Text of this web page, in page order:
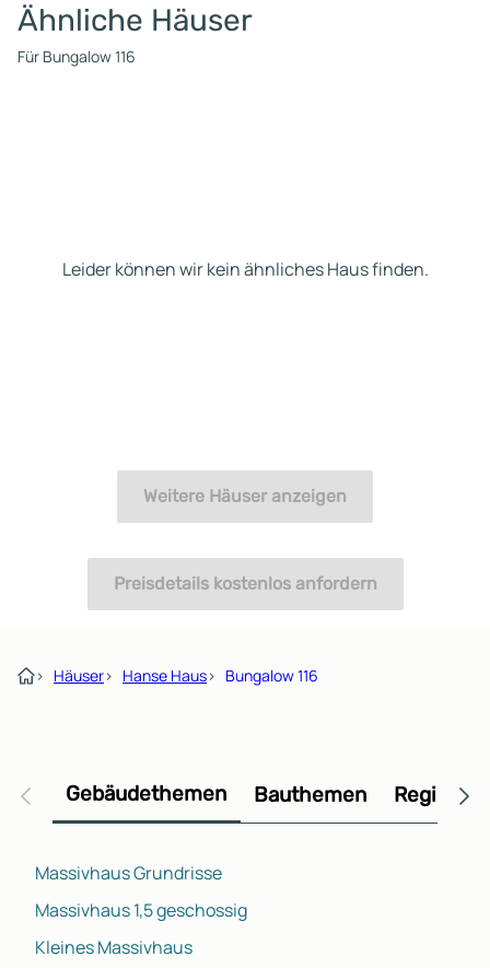
Ähnliche Häuser
Für Bungalow 116
Leider können wir kein ähnliches Haus finden.
Weitere Häuser anzeigen
Preisdetails kostenlos anfordern
› Häuser› Hanse Haus› Bungalow 116
Gebäudethemen Bauthemen
Massivhaus Grundrisse
Massivhaus 1,5 geschossig
Kleines Massivhaus